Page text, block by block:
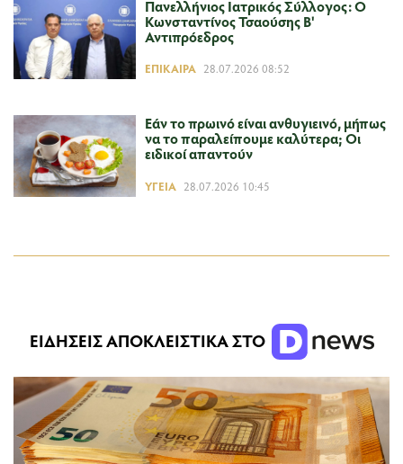
Πανελλήνιος Ιατρικός Σύλλογος: Ο
Κωνσταντίνος Τσαούσης Β'
Αντιπρόεδρος
ΕΠΊΚΑΙΡΑ 28.07.2026 08:52
Εάν το πρωινό είναι ανθυγιεινό, μήπως
να το παραλείπουμε καλύτερα; Οι
ειδικοί απαντούν
ΥΓΕΊΑ 28.07.2026 10:45
ΕΙΔΗΣΕΙΣ ΑΠΟΚΛΕΙΣΤΙΚΑ ΣΤΟ